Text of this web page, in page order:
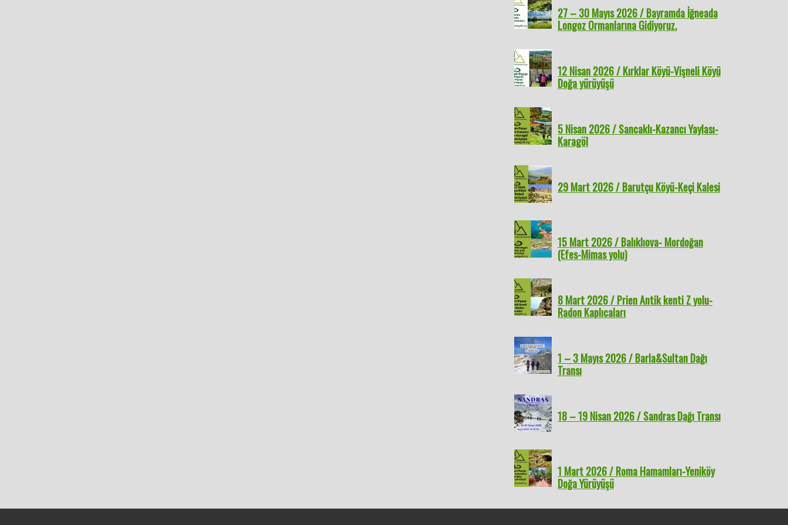
27 – 30 Mayıs 2026 / Bayramda İğneada
Longoz Ormanlarına Gidiyoruz.
12 Nisan 2026 / Kırklar Köyü-Vişneli Köyü
Doğa yürüyüşü
5 Nisan 2026 / Sancaklı-Kazancı Yaylası-
Karagöl
29 Mart 2026 / Barutçu Köyü-Keçi Kalesi
15 Mart 2026 / Balıklıova- Mordoğan
(Efes-Mimas yolu)
8 Mart 2026 / Prien Antik kenti Z yolu-
Radon Kaplıcaları
1 – 3 Mayıs 2026 / Barla&Sultan Dağı
Transı
18 – 19 Nisan 2026 / Sandras Dağı Transı
1 Mart 2026 / Roma Hamamları-Yeniköy
Doğa Yürüyüşü